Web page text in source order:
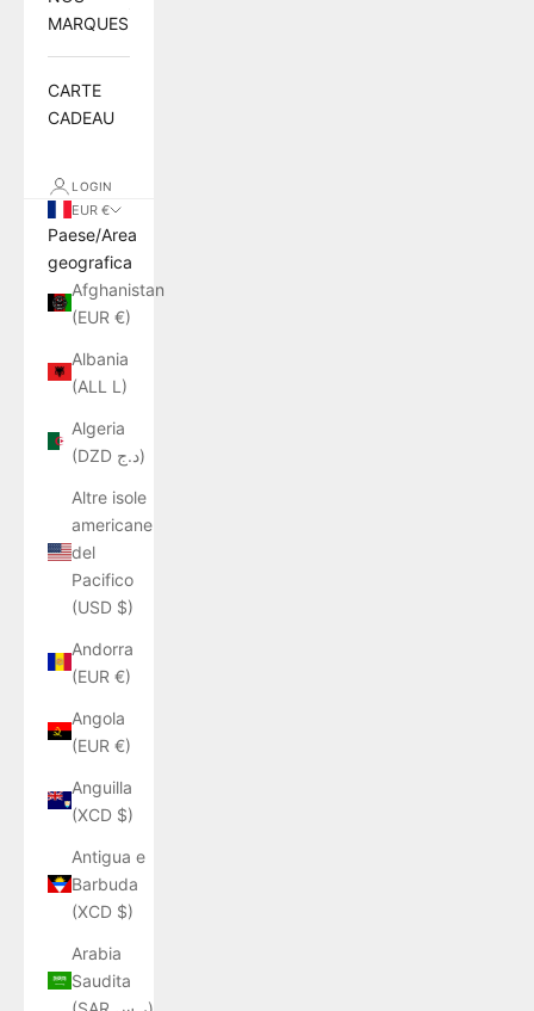
MARQUES
CARTE
CADEAU
LOGIN
EUR €
Paese/Area
geografica
Afghanistan
(EUR €)
Albania
(ALL L)
Algeria
(DZD د.ج)
Altre isole
americane
del
Pacifico
(USD $)
Andorra
(EUR €)
Angola
(EUR €)
Anguilla
(XCD $)
Antigua e
Barbuda
(XCD $)
Arabia
Saudita